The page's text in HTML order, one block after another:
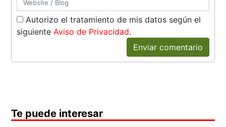
Autorizo el tratamiento de mis datos según el
siguienteAviso de Privacidad.
Enviar comentario
Te puede interesar